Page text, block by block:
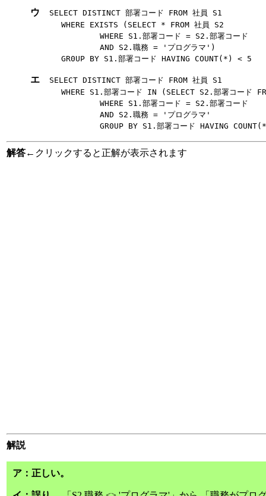
ウ
SELECT DISTINCT 部署コード FROM 社員 S1
WHERE EXISTS (SELECT * FROM 社員 S2
WHERE S1.部署コード = S2.部署コード
AND S2.職務 = 'プログラマ')
GR0UP BY S1.部署コード HAVING COUNT(*) < 5
エ
SELECT DISTINCT 部署コード FROM 社員 S1
WHERE S1.部署コード IN (SELECT S2.部署コード
WHERE S1.部署コード = S2.部署コード
AND S2.職務 = 'プログラマ'
GR0UP BY S1.部署コード HAVING
解答←クリックすると正解が表示されます
解説
ア：正しい。